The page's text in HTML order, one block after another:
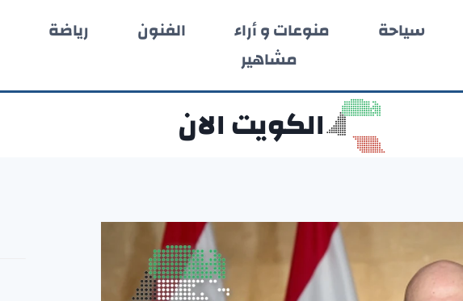
سياحة منوعات و أراء الفنون رياضة
مشاهير
الكويت الان